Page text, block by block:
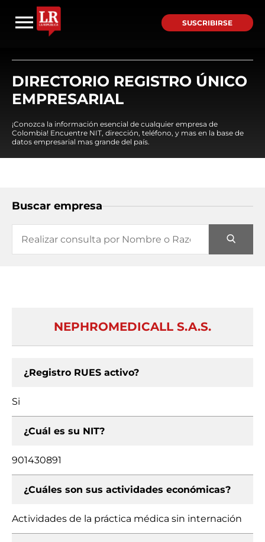
SUSCRIBIRSE
DIRECTORIO REGISTRO ÚNICO
EMPRESARIAL
¡Conozca la información esencial de cualquier empresa de
Colombia! Encuentre NIT, dirección, teléfono, y mas en la base de
datos empresarial mas grande del país.
Buscar empresa
NEPHROMEDICALL S.A.S.
¿Registro RUES activo?
Si
¿Cuál es su NIT?
901430891
¿Cuáles son sus actividades económicas?
Actividades de la práctica médica sin internación